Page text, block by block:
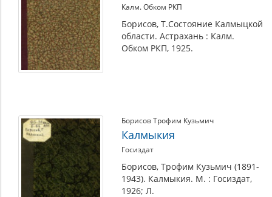
Калм. Обком РКП
Борисов, Т.Состояние Калмыцкой
области. Астрахань : Калм.
Обком РКП, 1925.
Борисов Трофим Кузьмич
Калмыкия
Госиздат
Борисов, Трофим Кузьмич (1891-
1943). Калмыкия. М. : Госиздат,
1926; Л.